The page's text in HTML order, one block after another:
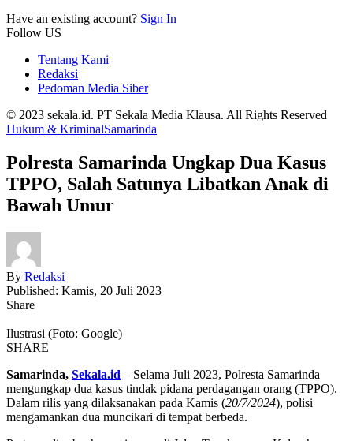
Have an existing account? Sign In
Follow US
Tentang Kami
Redaksi
Pedoman Media Siber
© 2023 sekala.id. PT Sekala Media Klausa. All Rights Reserved
Hukum & KriminalSamarinda
Polresta Samarinda Ungkap Dua Kasus
TPPO, Salah Satunya Libatkan Anak di
Bawah Umur
By Redaksi
Published: Kamis, 20 Juli 2023
Share
Ilustrasi (Foto: Google)
SHARE
Samarinda, Sekala.id – Selama Juli 2023, Polresta Samarinda
mengungkap dua kasus tindak pidana perdagangan orang (TPPO).
Dalam rilis yang dilaksanakan pada Kamis (20/7/2024), polisi
mengamankan dua muncikari di tempat berbeda.